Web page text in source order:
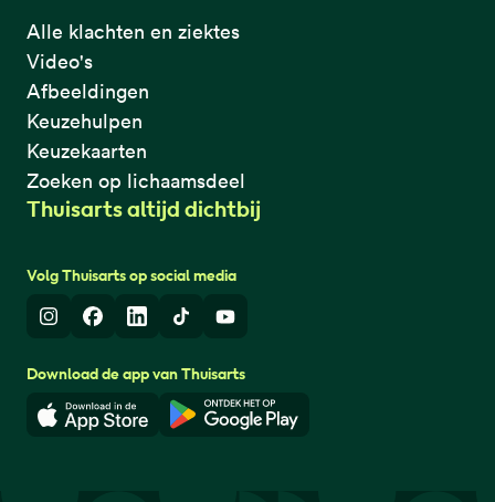
Alle klachten en ziektes
Video's
Afbeeldingen
Keuzehulpen
Keuzekaarten
Zoeken op lichaamsdeel
Thuisarts altijd dichtbij
Volg Thuisarts op social media
InstagramFacebook
LinkedInTikTokYoutube
Download de app van Thuisarts
Download in de App StoreDownload in de Google Play